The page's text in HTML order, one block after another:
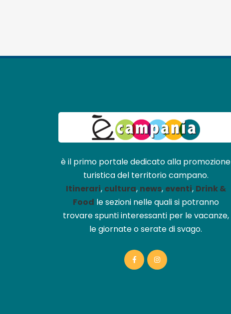
è il primo portale dedicato alla promozione
turistica del territorio campano.
Itinerari, cultura, news, eventi, Drink &
Food le sezioni nelle quali si potranno
trovare spunti interessanti per le vacanze,
le giornate o serate di svago.